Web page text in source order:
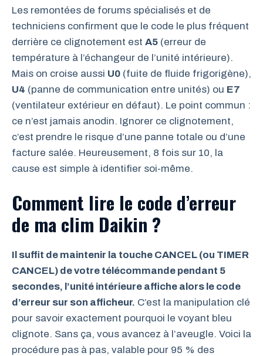
Les remontées de forums spécialisés et de
techniciens confirment que le code le plus fréquent
derrière ce clignotement est A5 (erreur de
température à l’échangeur de l’unité intérieure).
Mais on croise aussi U0 (fuite de fluide frigorigène),
U4 (panne de communication entre unités) ou E7
(ventilateur extérieur en défaut). Le point commun :
ce n’est jamais anodin. Ignorer ce clignotement,
c’est prendre le risque d’une panne totale ou d’une
facture salée. Heureusement, 8 fois sur 10, la
cause est simple à identifier soi-même.
Comment lire le code d’erreur
de ma clim Daikin ?
Il suffit de maintenir la touche CANCEL (ou TIMER
CANCEL) de votre télécommande pendant 5
secondes, l’unité intérieure affiche alors le code
d’erreur sur son afficheur. C’est la manipulation clé
pour savoir exactement pourquoi le voyant bleu
clignote. Sans ça, vous avancez à l’aveugle. Voici la
procédure pas à pas, valable pour 95 % des